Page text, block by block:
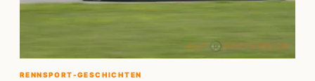
RENNSPORT-GESCHICHTEN